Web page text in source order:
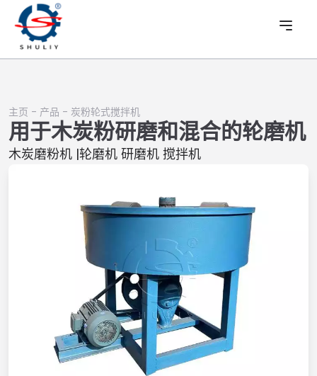
主页 - 产品 - 炭粉轮式搅拌机
用于木炭粉研磨和混合的轮磨机
木炭磨粉机 |轮磨机 研磨机 搅拌机